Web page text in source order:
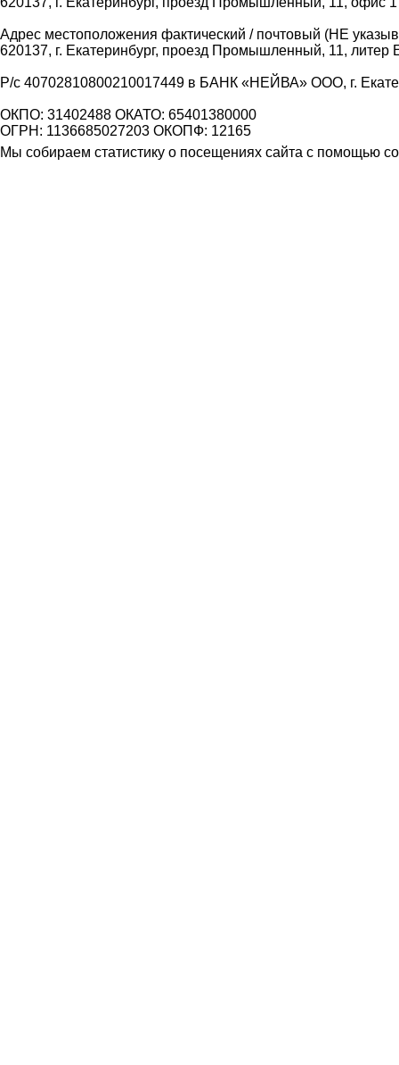
Адрес местоположения фактический / почтовый (НЕ
620137, г. Екатеринбург, проезд Промышленный, 11, литер
Р/с 40702810800210017449 в БАНК «НЕЙВА» ООО, г.
ОКПО: 31402488 ОКАТО: 65401380000
ОГРН: 1136685027203 ОКОПФ: 12165
Мы собираем статистику о посещениях сайта с помощью